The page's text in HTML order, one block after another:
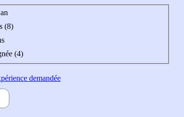
(8)
(4)
demandée